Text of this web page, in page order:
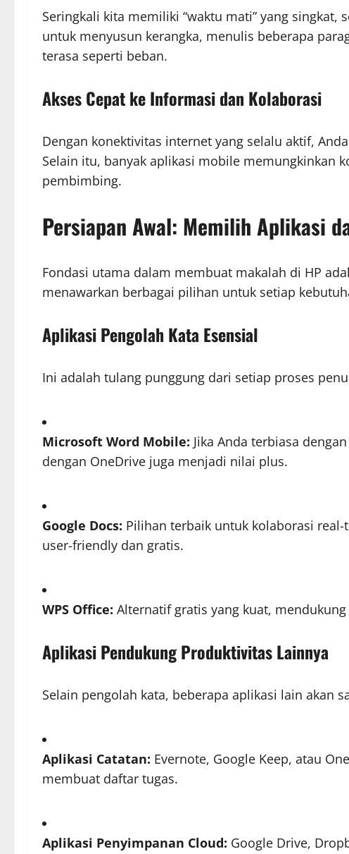
Seringkali kita memiliki “waktu mati” yang
untuk menyusun kerangka, menulis beberapa
terasa seperti beban.
Akses Cepat ke Informasi dan Kolaborasi
Dengan konektivitas internet yang selalu aktif,
Selain itu, banyak aplikasi mobile memungkinkan
pembimbing.
Persiapan Awal: Memilih Aplikasi
Fondasi utama dalam membuat makalah di HP
menawarkan berbagai pilihan untuk setiap
Aplikasi Pengolah Kata Esensial
Ini adalah tulang punggung dari setiap proses
Microsoft Word Mobile: Jika Anda terbiasa
dengan OneDrive juga menjadi nilai plus.
Google Docs: Pilihan terbaik untuk kolaborasi
user-friendly dan gratis.
WPS Office: Alternatif gratis yang kuat,
Aplikasi Pendukung Produktivitas Lainnya
Selain pengolah kata, beberapa aplikasi lain akan
Aplikasi Catatan: Evernote, Google Keep, atau
membuat daftar tugas.
Aplikasi Penyimpanan Cloud: Google Drive,